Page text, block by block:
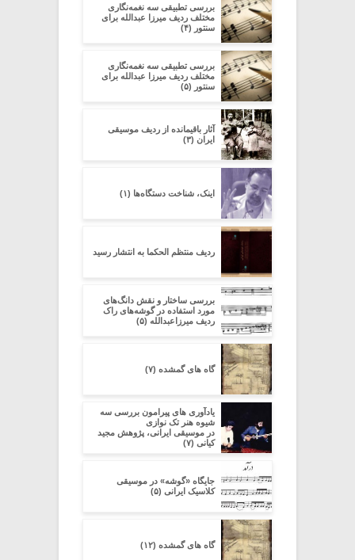
بررسی تطبیقی سه نغمه‌نگاری
مختلف ردیف میرزا عبدالله برای
سنتور (۴)
بررسی تطبیقی سه نغمه‌نگاری
مختلف ردیف میرزا عبدالله برای
سنتور (۵)
آثار باقیمانده از ردیف موسیقی
ایران (۳)
اینک، شناخت دستگاه‌ها (۱)
ردیف منتظم الحکما به انتشار رسید
بررسی ساختار و نقش دانگ‌های
مورد استفاده در گوشه‌های راک
ردیف میرزاعبدالله (۵)
گاه های گمشده (۷)
یادآوری های پیرامون بررسی سه
شیوه هنر تک نوازی
در موسیقی ایرانی، پژوهش مجید
کیانی (۷)
جایگاه «گوشه» در موسیقی
کلاسیک ایرانی (۵)
گاه های گمشده (۱۲)